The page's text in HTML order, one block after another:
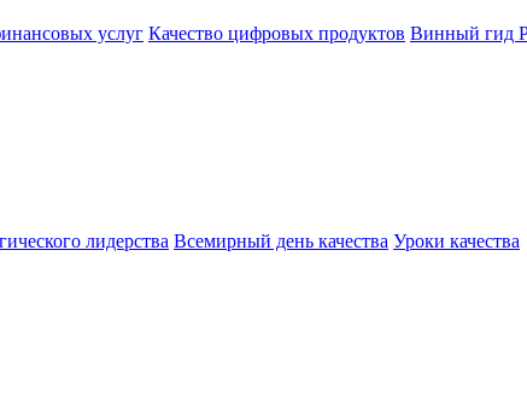
услуг Качество цифровых продуктов Винный гид
лидерства Всемирный день качества Уроки качества